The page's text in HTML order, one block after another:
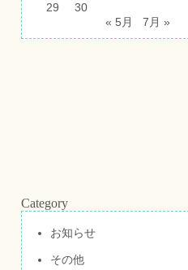
29
30
« 5月
7月 »
Category
お知らせ
その他